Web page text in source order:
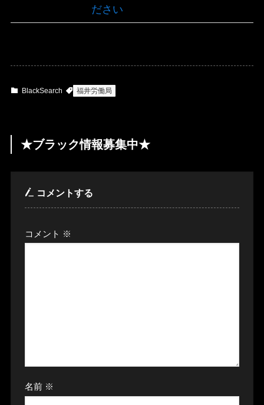
ださい
BlackSearch 福井労働局
★ブラック情報募集中★
コメントする
コメント ※
名前 ※